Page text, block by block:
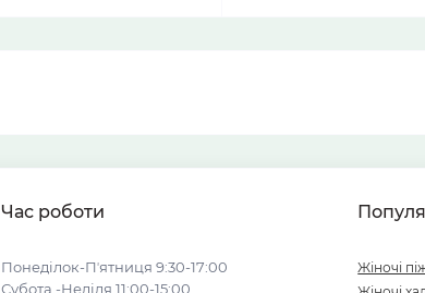
Час роботи
Понеділок-Пʼятниця 9:30-17:00
Субота -Неділя 11:00-15:00
Жіночі